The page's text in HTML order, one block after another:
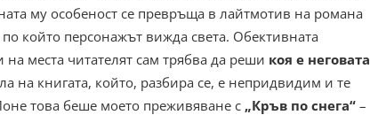
му особеност се превръща в лайтмотив на романа
който персонажът вижда света. Обективната
места читателят сам трябва да реши коя е неговата
на книгата, който, разбира се, е непридвидим и те
това беше моето преживяване с „Кръв по снега“ –